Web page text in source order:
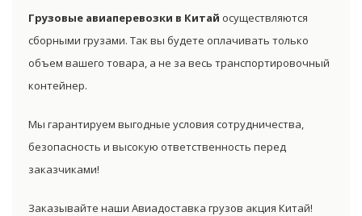
Грузовые авиаперевозки в Китай осуществляются
сборными грузами. Так вы будете оплачивать только
объем вашего товара, а не за весь транспортировочный
контейнер.
Мы гарантируем выгодные условия сотрудничества,
безопасность и высокую ответственность перед
заказчиками!
Заказывайте наши Авиадоставка грузов акция Китай!